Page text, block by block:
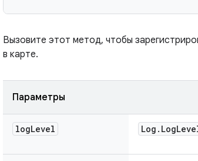
Вызовите этот метод, чтобы
в карте.
Параметры
logLevel Log . Log